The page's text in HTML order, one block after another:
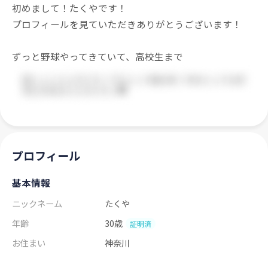
初めまして！たくやです！
プロフィールを見ていただきありがとうございます！
ずっと野球やってきていて、高校生まで
プロフィール
基本情報
ニックネーム
たくや
年齢
30歳 証明済
お住まい
神奈川